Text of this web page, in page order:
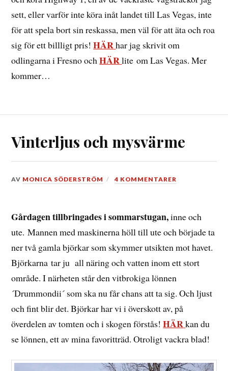
sett, eller varför inte köra inåt landet till Las Vegas, inte
för att spela bort sin reskassa, men väl för att äta och roa
sig för ett billligt pris!HÄRhar jag skrivit om
odlingarna i Fresno ochHÄRlite om Las Vegas. Mer
kommer…
Vinterljus och mysvärme
DEN
2015
AV MONICA SÖDERSTRÖM 4 KOMMENTARER
Gårdagen tillbringades i sommarstugan,inne och
ute. Mannen med maskinerna höll till ute och började ta
ner två gamla björkar som skymmer utsikten mot havet.
Björkarna tar ju all näring och vatten inom ett stort
område. I närheten står den vitbrokiga lönnen
´Drummondii´ som ska nu får chans att ta sig. Och ljust
och fint blir det. Björkar har vi i överskott av, på
överdelen av tomten och i skogen förstås!HÄRkan du
se lönnen, ett av mina favoritträd. Otroligt vackra blad!